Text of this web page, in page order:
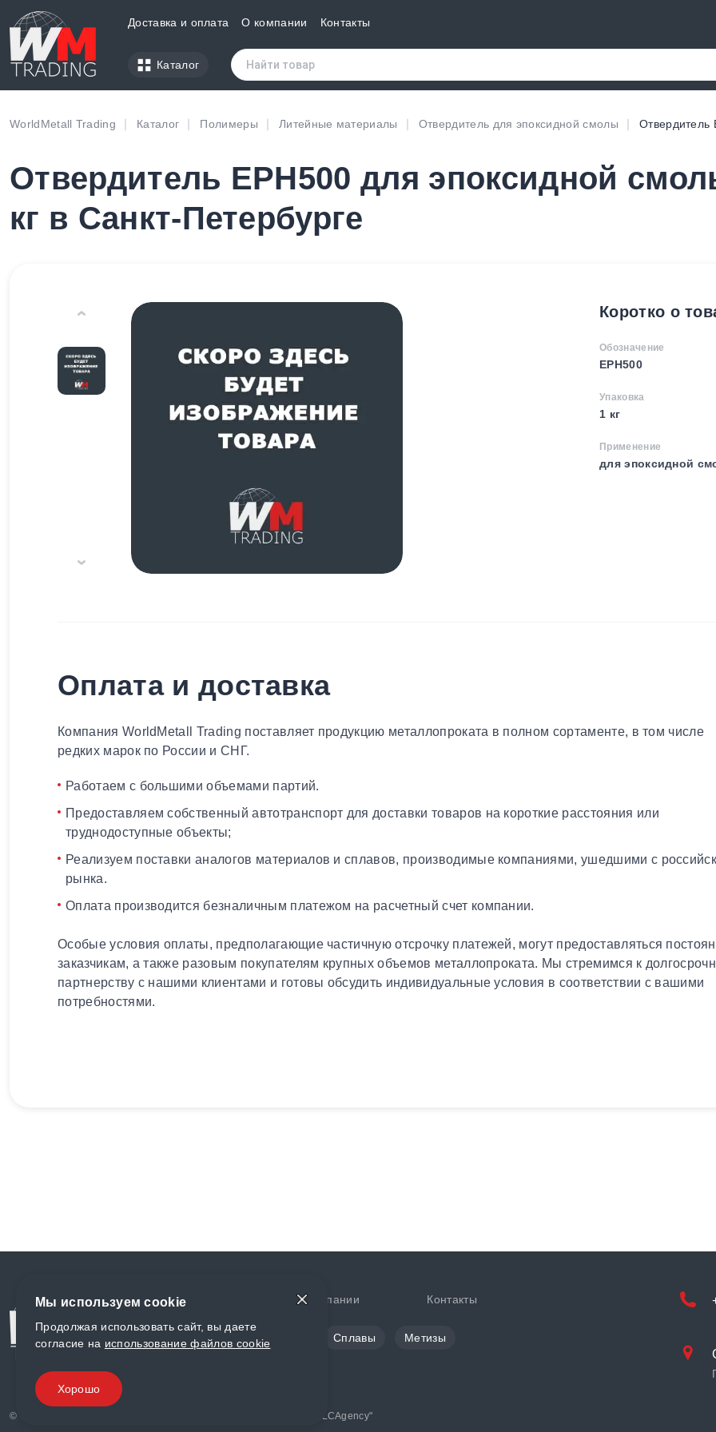
Доставка и оплата О компании Контакты
Каталог
WorldMetall Trading Каталог Полимеры Литейные материалы Отвердитель для эпоксидной смолы Отвердитель
Отвердитель EPH500 для эпоксидной
кг в Санкт-Петербурге
Коротко о
Обозначение
EPH500
Упаковка
1 кг
Применение
для эпоксидной
Оплата и доставка
Компания WorldMetall Trading поставляет продукцию металлопроката в полном сортаменте, в том числе
редких марок по России и СНГ.
Работаем с большими объемами партий.
Предоставляем собственный автотранспорт для доставки товаров на короткие расстояния или
труднодоступные объекты;
Реализуем поставки аналогов материалов и сплавов, производимые компаниями, ушедшими с
рынка.
Оплата производится безналичным платежом на расчетный счет компании.
Особые условия оплаты, предполагающие частичную отсрочку платежей, могут предоставляться
заказчикам, а также разовым покупателям крупных объемов металлопроката. Мы стремимся к
партнерству с нашими клиентами и готовы обсудить индивидуальные условия в соответствии с вашими
потребностями.
Доставка и оплата О компании Контакты
Цветной металл Сплавы Метизы
© «World Metall» 2025, Разработка и комплексное продвижение " LCAgency"
Мы используем cookie
Продолжая использовать сайт, вы даете
согласие на использование файлов cookie
Хорошо